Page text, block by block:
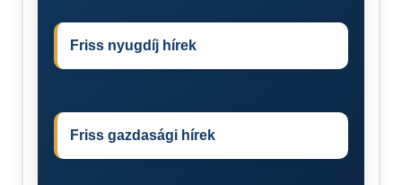
Friss nyugdíj hírek
Friss gazdasági hírek